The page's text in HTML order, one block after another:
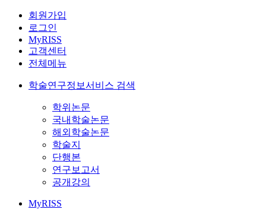
회원가입
로그인
MyRISS
고객센터
전체메뉴
학술연구정보서비스 검색
학위논문
국내학술논문
해외학술논문
학술지
단행본
연구보고서
공개강의
MyRISS